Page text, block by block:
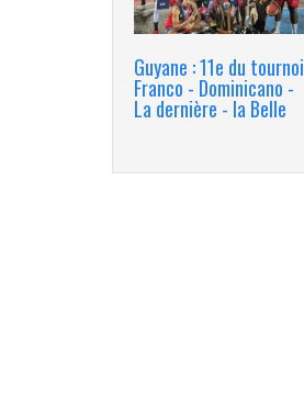
Guyane : 11e du tournoi
Franco - Dominicano -
La dernière - la Belle